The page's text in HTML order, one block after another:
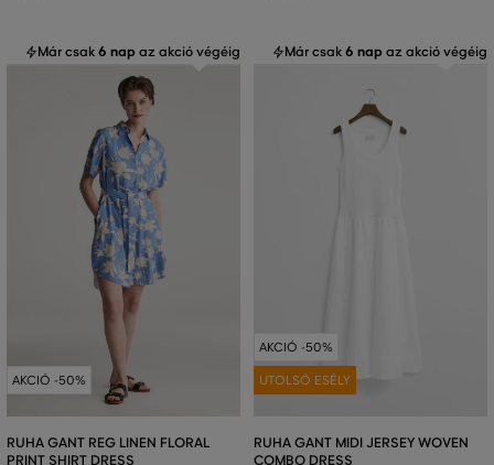
Már csak6 nap az akció végéig
AKCIÓ -50%
RUHA GANT REG LINEN FLORAL
PRINT SHIRT DRESS
Már csak6 nap az akció végéig
AKCIÓ -50%
UTOLSÓ ESÉLY
RUHA GANT MIDI JERSEY WOVEN
COMBO DRESS